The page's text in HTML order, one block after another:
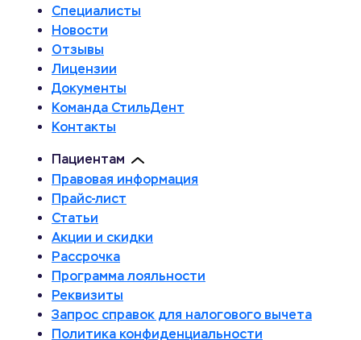
Специалисты
Новости
Отзывы
Лицензии
Документы
Команда СтильДент
Контакты
Пациентам
Правовая информация
Прайс-лист
Статьи
Акции и скидки
Рассрочка
Программа лояльности
Реквизиты
Запрос справок для налогового вычета
Политика конфиденциальности